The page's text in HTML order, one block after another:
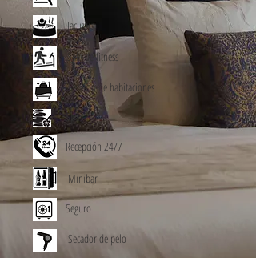
Jacuzzi
Sala de fitness
Servicio de habitaciones
Spa
Recepción 24/7
Minibar
Seguro
Secador de pelo